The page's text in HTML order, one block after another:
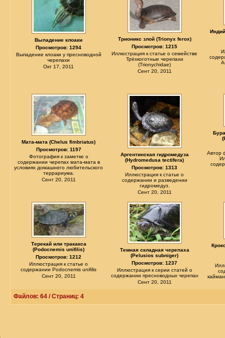
Выпадение клоаки
Просмотров: 1294
Выпадение клоаки у пресноводной
черепахи
Окт 17, 2011
Трионикс злой (Trionyx ferox)
Просмотров: 1215
Иллюстрация к статье о семействе
Трёхкоготные черепахи
(Trionychidae)
Сент 20, 2011
Мата-мата (Chelus fimbriatus)
Просмотров: 1197
Фотография к заметке о
содержании черепах мата-мата в
условиях домашнего любительского
террариума.
Сент 20, 2011
Аргентинская гидромедуза
(Нуdromedusa tectifera)
Просмотров: 1313
Иллюстрация к статье о
содержании и разведении
гидромедуз.
Сент 20, 2011
Автор
Терекай или тракакса
(Podocnemis unifilis)
Просмотров: 1212
Иллюстрация к статье о
содержании Podocnemis unifilis
Сент 20, 2011
Темная складная черепаха
(Pelusios subniger)
Просмотров: 1237
Иллюстрация к серии статей о
содержании пресноводных черепах
Сент 20, 2011
Файлов: 64 / Страниц: 4